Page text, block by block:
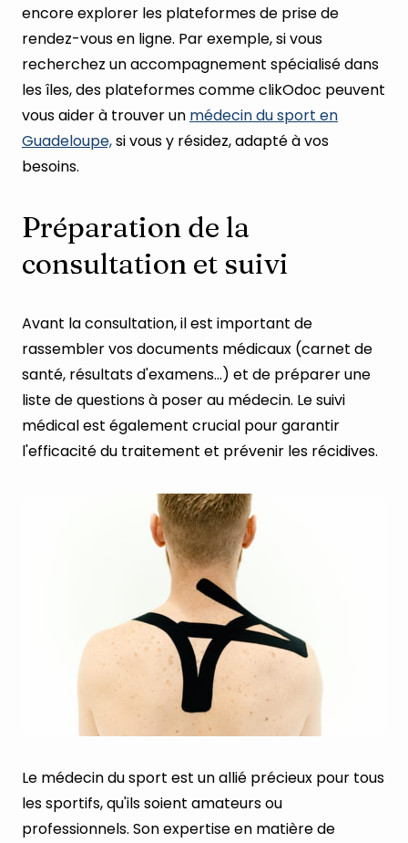
encore explorer les plateformes de prise de
rendez-vous en ligne. Par exemple, si vous
recherchez un accompagnement spécialisé dans
les îles, des plateformes comme clikOdoc peuvent
vous aider à trouver un médecin du sport en
Guadeloupe,si vous y résidez, adapté à vos
besoins.
Préparation de la
consultation et suivi
Avant la consultation, il est important de
rassembler vos documents médicaux (carnet de
santé, résultats d'examens...) et de préparer une
liste de questions à poser au médecin. Le suivi
médical est également crucial pour garantir
l'efficacité du traitement et prévenir les récidives.
Le médecin du sport est un allié précieux pour tous
les sportifs, qu'ils soient amateurs ou
professionnels. Son expertise en matière de